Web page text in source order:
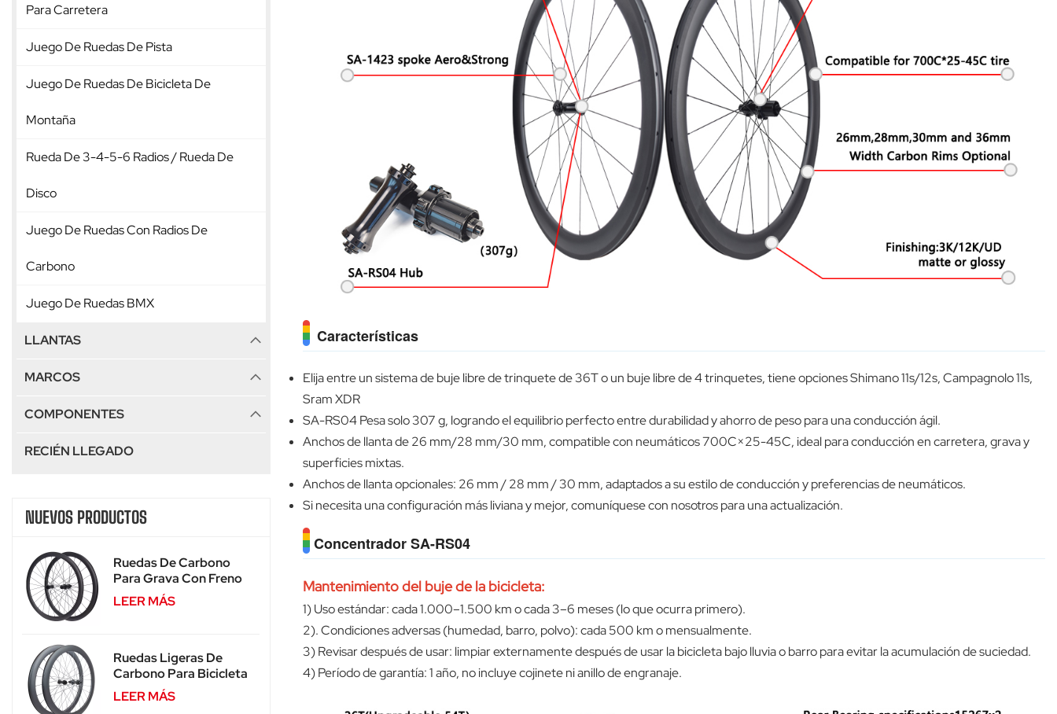
Para Carretera
Juego De Ruedas De Pista
Juego De Ruedas De Bicicleta De
Montaña
Rueda De 3-4-5-6 Radios / Rueda De
Disco
Juego De Ruedas Con Radios De
Carbono
Juego De Ruedas BMX
LLANTAS
MARCOS
COMPONENTES
RECIÉN LLEGADO
NUEVOS PRODUCTOS
Ruedas De Carbono
Para Grava Con Freno
De Disco Para Bicicleta
De Carretera SA-RD02
LEER MÁS
Ruedas Ligeras De
Carbono Para Bicicleta
De Grava Con Freno De
Disco SA-RD02SL
LEER MÁS
Características
Elija entre un sistema de buje libre de trinquete de 36T o un buje libre de 4 trinquetes, tiene opciones Shimano 11s/12s, Campagnolo 11s,
Sram XDR
SA-RS04 Pesa solo 307 g, logrando el equilibrio perfecto entre durabilidad y ahorro de peso para una conducción ágil.
Anchos de llanta de 26 mm/28 mm/30 mm, compatible con neumáticos 700C×25-45C, ideal para conducción en carretera, grava y
superficies mixtas.
Anchos de llanta opcionales: 26 mm / 28 mm / 30 mm, adaptados a su estilo de conducción y preferencias de neumáticos.
Si necesita una configuración más liviana y mejor, comuníquese con nosotros para una actualización.
Concentrador SA-RS04
Mantenimiento del buje de la bicicleta:
1) Uso estándar: cada 1.000–1.500 km o cada 3–6 meses (lo que ocurra primero).
2). Condiciones adversas (humedad, barro, polvo): cada 500 km o mensualmente.
3) Revisar después de usar: limpiar externamente después de usar la bicicleta bajo lluvia o barro para evitar la acumulación de suciedad.
4) Período de garantía: 1 año, no incluye cojinete ni anillo de engranaje.